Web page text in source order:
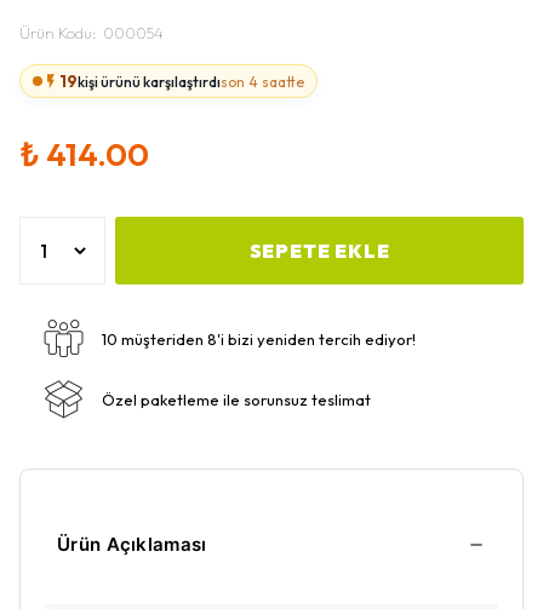
Ürün Kodu: 000054
19kişi ürünü karşılaştırdıson 4 saatte
₺ 414.00
SEPETE EKLE
10 müşteriden 8'i bizi yeniden tercih ediyor!
Özel paketleme ile sorunsuz teslimat
Ürün Açıklaması